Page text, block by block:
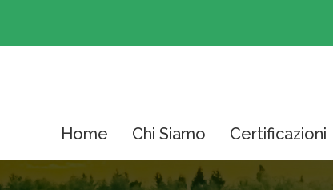
Home Chi Siamo Certificazioni